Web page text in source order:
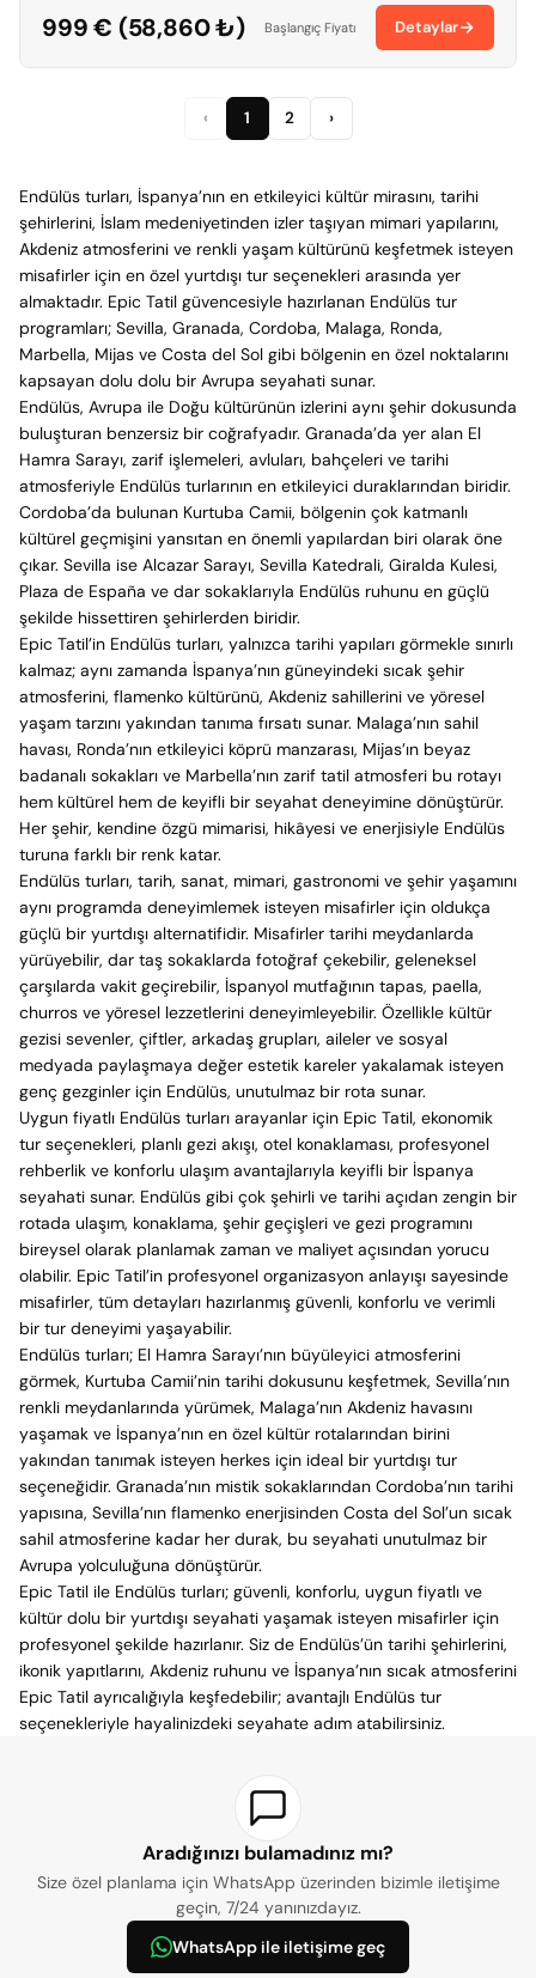
999 € (58,860 ₺) Başlangıç Fiyatı Detaylar
‹ 1 2 ›
Endülüs turları, İspanya’nın en etkileyici kültür mirasını, tarihi
şehirlerini, İslam medeniyetinden izler taşıyan mimari yapılarını,
Akdeniz atmosferini ve renkli yaşam kültürünü keşfetmek isteyen
misafirler için en özel yurtdışı tur seçenekleri arasında yer
almaktadır. Epic Tatil güvencesiyle hazırlanan Endülüs tur
programları; Sevilla, Granada, Cordoba, Malaga, Ronda,
Marbella, Mijas ve Costa del Sol gibi bölgenin en özel noktalarını
kapsayan dolu dolu bir Avrupa seyahati sunar.
Endülüs, Avrupa ile Doğu kültürünün izlerini aynı şehir dokusunda
buluşturan benzersiz bir coğrafyadır. Granada’da yer alan El
Hamra Sarayı, zarif işlemeleri, avluları, bahçeleri ve tarihi
atmosferiyle Endülüs turlarının en etkileyici duraklarından biridir.
Cordoba’da bulunan Kurtuba Camii, bölgenin çok katmanlı
kültürel geçmişini yansıtan en önemli yapılardan biri olarak öne
çıkar. Sevilla ise Alcazar Sarayı, Sevilla Katedrali, Giralda Kulesi,
Plaza de España ve dar sokaklarıyla Endülüs ruhunu en güçlü
şekilde hissettiren şehirlerden biridir.
Epic Tatil’in Endülüs turları, yalnızca tarihi yapıları görmekle sınırlı
kalmaz; aynı zamanda İspanya’nın güneyindeki sıcak şehir
atmosferini, flamenko kültürünü, Akdeniz sahillerini ve yöresel
yaşam tarzını yakından tanıma fırsatı sunar. Malaga’nın sahil
havası, Ronda’nın etkileyici köprü manzarası, Mijas’ın beyaz
badanalı sokakları ve Marbella’nın zarif tatil atmosferi bu rotayı
hem kültürel hem de keyifli bir seyahat deneyimine dönüştürür.
Her şehir, kendine özgü mimarisi, hikâyesi ve enerjisiyle Endülüs
turuna farklı bir renk katar.
Endülüs turları, tarih, sanat, mimari, gastronomi ve şehir yaşamını
aynı programda deneyimlemek isteyen misafirler için oldukça
güçlü bir yurtdışı alternatifidir. Misafirler tarihi meydanlarda
yürüyebilir, dar taş sokaklarda fotoğraf çekebilir, geleneksel
çarşılarda vakit geçirebilir, İspanyol mutfağının tapas, paella,
churros ve yöresel lezzetlerini deneyimleyebilir. Özellikle kültür
gezisi sevenler, çiftler, arkadaş grupları, aileler ve sosyal
medyada paylaşmaya değer estetik kareler yakalamak isteyen
genç gezginler için Endülüs, unutulmaz bir rota sunar.
Uygun fiyatlı Endülüs turları arayanlar için Epic Tatil, ekonomik
tur seçenekleri, planlı gezi akışı, otel konaklaması, profesyonel
rehberlik ve konforlu ulaşım avantajlarıyla keyifli bir İspanya
seyahati sunar. Endülüs gibi çok şehirli ve tarihi açıdan zengin bir
rotada ulaşım, konaklama, şehir geçişleri ve gezi programını
bireysel olarak planlamak zaman ve maliyet açısından yorucu
olabilir. Epic Tatil’in profesyonel organizasyon anlayışı sayesinde
misafirler, tüm detayları hazırlanmış güvenli, konforlu ve verimli
bir tur deneyimi yaşayabilir.
Endülüs turları; El Hamra Sarayı’nın büyüleyici atmosferini
görmek, Kurtuba Camii’nin tarihi dokusunu keşfetmek, Sevilla’nın
renkli meydanlarında yürümek, Malaga’nın Akdeniz havasını
yaşamak ve İspanya’nın en özel kültür rotalarından birini
yakından tanımak isteyen herkes için ideal bir yurtdışı tur
seçeneğidir. Granada’nın mistik sokaklarından Cordoba’nın tarihi
yapısına, Sevilla’nın flamenko enerjisinden Costa del Sol’un sıcak
sahil atmosferine kadar her durak, bu seyahati unutulmaz bir
Avrupa yolculuğuna dönüştürür.
Epic Tatil ile Endülüs turları; güvenli, konforlu, uygun fiyatlı ve
kültür dolu bir yurtdışı seyahati yaşamak isteyen misafirler için
profesyonel şekilde hazırlanır. Siz de Endülüs’ün tarihi şehirlerini,
ikonik yapıtlarını, Akdeniz ruhunu ve İspanya’nın sıcak atmosferini
Epic Tatil ayrıcalığıyla keşfedebilir; avantajlı Endülüs tur
seçenekleriyle hayalinizdeki seyahate adım atabilirsiniz.
Aradığınızı bulamadınız mı?
Size özel planlama için WhatsApp üzerinden bizimle iletişime
geçin, 7/24 yanınızdayız.
WhatsApp ile iletişime geç